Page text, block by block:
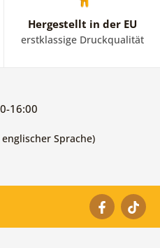
Hergestellt in der EU
erstklassige Druckqualität
16:00
Sprache)